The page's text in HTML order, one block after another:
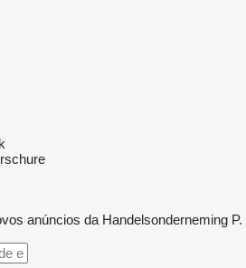
anúncios da Handelsonderneming P.